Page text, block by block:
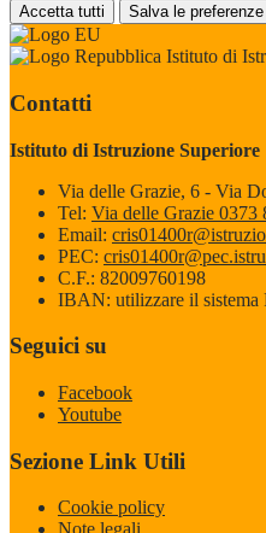
Accetta tutti Salva le preferenze
Istituto di
Contatti
Istituto di Istruzione
Via delle Grazie, 6 - Via
Tel: Via delle Grazie
Email:
PEC:
C.F.: 82009760198
IBAN: utilizzare il sistema
Seguici su
Facebook
Youtube
Sezione Link Utili
Cookie policy